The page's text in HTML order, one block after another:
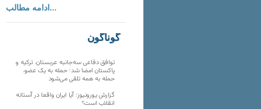
ادامه مطالب...
گوناگون
توافق دفاعی سه‌جانبه عربستان، ترکیه و
پاکستان امضا شد؛ حمله به یک عضو،
حمله به همه تلقی می‌شود
گزارش یورونیوز؛ آیا ایران واقعا در آستانه
انقلاب است؟